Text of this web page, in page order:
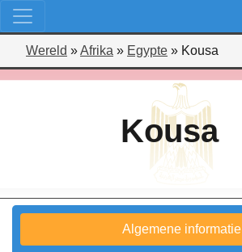
Wereld »Afrika » Egypte » Kousa
Kousa
Algemene informatie